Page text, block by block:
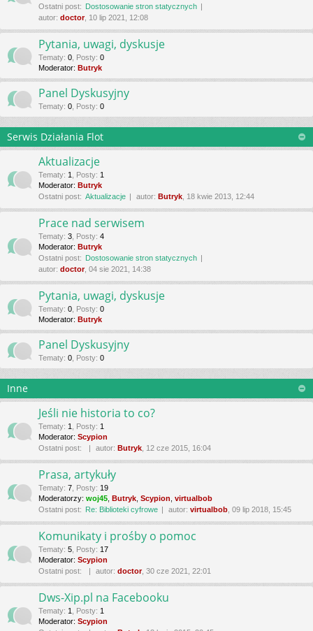
Ostatni post: Dostosowanie stron statycznych
autor: doctor, 10 lip 2021, 12:08
Pytania, uwagi, dyskusje
Tematy: 0 Posty: 0
Moderator: Butryk
Panel Dyskusyjny
Tematy: 0 Posty: 0
Serwis Działania Flot
Aktualizacje
Tematy: 1 Posty: 1
Moderator: Butryk
Ostatni post: Aktualizacje autor: Butryk , 18 kwie 2013, 12:44
Prace nad serwisem
Tematy: 3 Posty: 4
Moderator: Butryk
Ostatni post: Dostosowanie stron statycznych
autor: doctor, 04 sie 2021, 14:38
Pytania, uwagi, dyskusje
Tematy: 0 Posty: 0
Moderator: Butryk
Panel Dyskusyjny
Tematy: 0 Posty: 0
Inne
Jeśli nie historia to co?
Tematy: 1 Posty: 1
Moderator: Scypion
Ostatni post:
autor: Butryk , 12 cze 2015, 16:04
Prasa, artykuły
Tematy: 7 Posty: 19
Moderatorzy: woj45 Butryk Scypion virtualbob
Ostatni post: Re: Biblioteki cyfrowe autor: virtualbob , 09 lip 2018, 15:45
Komunikaty i prośby o pomoc
Tematy: 5 Posty: 17
Moderator: Scypion
Ostatni post:
autor: doctor, 30 cze 2021, 22:01
Dws-Xip.pl na Facebooku
Tematy: 1 Posty: 1
Moderator: Scypion